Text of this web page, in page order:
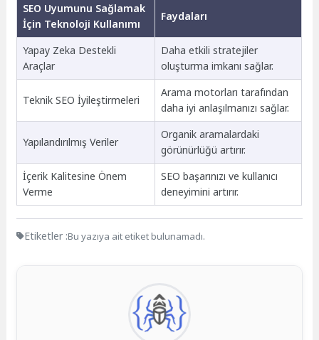
SEO Uyumunu Sağlamak
İçin Teknoloji Kullanımı
Faydaları
Yapay Zeka Destekli
Araçlar
Daha etkili stratejiler
oluşturma imkanı sağlar.
Teknik SEO İyileştirmeleri
Arama motorları tarafından
daha iyi anlaşılmanızı sağlar.
Yapılandırılmış Veriler
Organik aramalardaki
görünürlüğü artırır.
İçerik Kalitesine Önem
Verme
SEO başarınızı ve kullanıcı
deneyimini artırır.
Etiketler :Bu yazıya ait etiket bulunamadı.